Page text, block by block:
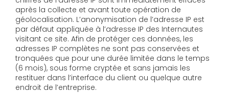
après la collecte et avant toute opération de
géolocalisation. L’anonymisation de l’adresse IP est
par défaut appliquée à l’adresse IP des Internautes
visitant ce site. Afin de protéger ces données, les
adresses IP complètes ne sont pas conservées et
tronquées que pour une durée limitée dans le temps
(6 mois), sous forme cryptée et sans jamais les
restituer dans l’interface du client ou quelque autre
endroit de l’entreprise.